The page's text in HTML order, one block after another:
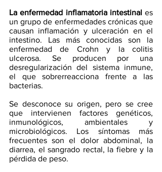
La enfermedad inflamatoria intestinal es
un grupo de enfermedades crónicas que
causan inflamación y ulceración en el
intestino. Las más conocidas son la
enfermedad de Crohn y la colitis
ulcerosa. Se producen por una
desregularización del sistema inmune,
el que sobrerreacciona frente a las
bacterias.
Se desconoce su origen, pero se cree
que intervienen factores genéticos,
inmunológicos, ambientales y
microbiológicos. Los síntomas más
frecuentes son el dolor abdominal, la
diarrea, el sangrado rectal, la fiebre y la
pérdida de peso.